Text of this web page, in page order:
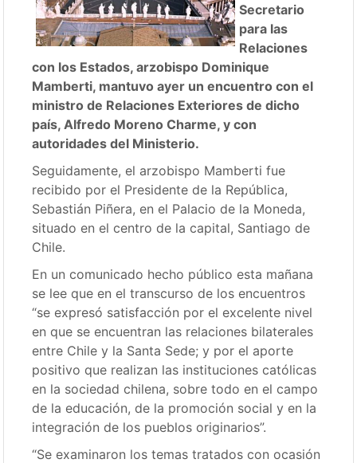
Secretario
para las
Relaciones
con los Estados, arzobispo Dominique
Mamberti, mantuvo ayer un encuentro con el
ministro de Relaciones Exteriores de dicho
país, Alfredo Moreno Charme, y con
autoridades del Ministerio.
Seguidamente, el arzobispo Mamberti fue
recibido por el Presidente de la República,
Sebastián Piñera, en el Palacio de la Moneda,
situado en el centro de la capital, Santiago de
Chile.
En un comunicado hecho público esta mañana
se lee que en el transcurso de los encuentros
“se expresó satisfacción por el excelente nivel
en que se encuentran las relaciones bilaterales
entre Chile y la Santa Sede; y por el aporte
positivo que realizan las instituciones católicas
en la sociedad chilena, sobre todo en el campo
de la educación, de la promoción social y en la
integración de los pueblos originarios”.
“Se examinaron los temas tratados con ocasión